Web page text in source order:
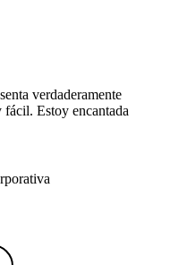
verdaderamente
Estoy encantada